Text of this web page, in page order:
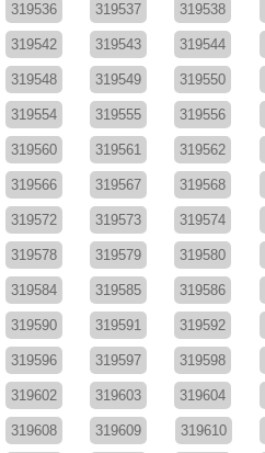
319536 319537 319538
319542 319543 319544
319548 319549 319550
319554 319555 319556
319560 319561 319562
319566 319567 319568
319572 319573 319574
319578 319579 319580
319584 319585 319586
319590 319591 319592
319596 319597 319598
319602 319603 319604
319608 319609 319610